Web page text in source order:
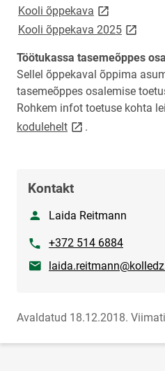
Kooli õppekava link opens on
Kooli õppekava 2025 link
Töötukassa tasemeõppes
Sellel õppekaval õppima
tasemeõppes osalemise
Rohkem infot toetuse kohta
koduleheltlink opens on new
.
Kontakt
NimiLaida Reitmann
Telefon+372 514 6884
E-post
Avaldatud 18.12.2018.